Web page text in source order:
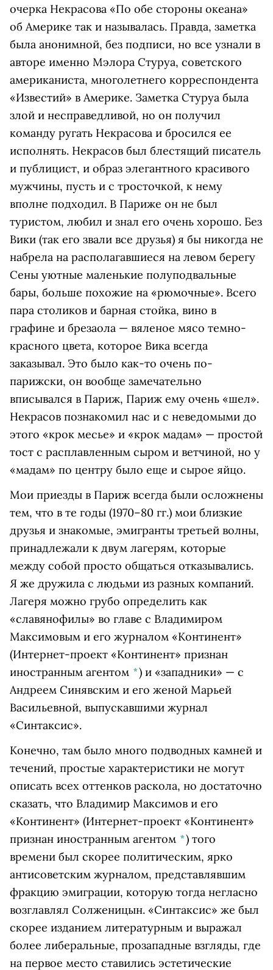
очерка Некрасова «По обе стороны океана»
об Америке так и называлась. Правда, заметка
была анонимной, без подписи, но все узнали в
авторе именно Мэлора Стуруа, советского
американиста, многолетнего корреспондента
«Известий» в Америке. Заметка Стуруа была
злой и несправедливой, но он получил
команду ругать Некрасова и бросился ее
исполнять. Некрасов был блестящий писатель
и публицист, и образ элегантного красивого
мужчины, пусть и с тросточкой, к нему
вполне подходил. В Париже он не был
туристом, любил и знал его очень хорошо. Без
Вики (так его звали все друзья) я бы никогда не
набрела на располагавшиеся на левом берегу
Сены уютные маленькие полуподвальные
бары, больше похожие на «рюмочные». Всего
пара столиков и барная стойка, вино в
графине и брезаола — вяленое мясо темно-
красного цвета, которое Вика всегда
заказывал. Это было как-то очень по-
парижски, он вообще замечательно
вписывался в Париж, Париж ему очень «шел».
Некрасов познакомил нас и с неведомыми до
этого «крок месье» и «крок мадам» — простой
тост с расплавленным сыром и ветчиной, но у
«мадам» по центру было еще и сырое яйцо.
Мои приезды в Париж всегда были осложнены
тем, что в те годы (1970–80 гг.) мои близкие
друзья и знакомые, эмигранты третьей волны,
принадлежали к двум лагерям, которые
между собой просто общаться отказывались.
Я же дружила с людьми из разных компаний.
Лагеря можно грубо определить как
«славянофилы» во главе с Владимиром
Максимовым и его журналом «Континент»
(Интернет-проект «Континент» признан
иностранным агентом *) и «западники» — с
Андреем Синявским и его женой Марьей
Васильевной, выпускавшими журнал
«Синтаксис».
Конечно, там было много подводных камней и
течений, простые характеристики не могут
описать всех оттенков раскола, но достаточно
сказать, что Владимир Максимов и его
«Континент» (Интернет-проект «Континент»
признан иностранным агентом *) того
времени был скорее политическим, ярко
антисоветским журналом, представлявшим
фракцию эмиграции, которую тогда негласно
возглавлял Солженицын. «Синтаксис» же был
скорее изданием литературным и выражал
более либеральные, прозападные взгляды, где
на первое место ставились эстетические